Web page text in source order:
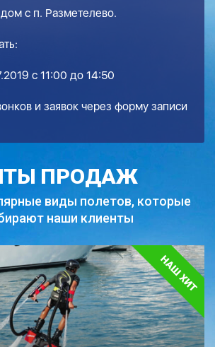
с п. Разметелево.
с 11:00 до 14:50
и заявок через форму записи
ПРОДАЖ
виды полетов, которые
наши клиенты